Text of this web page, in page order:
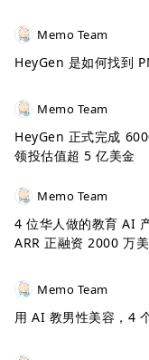
Memo Team
HeyGen 是如何找到
Memo Team
HeyGen 正式完成
领投估值超 5 亿美金
Memo Team
4 位华人做的教育 AI
ARR 正融资 2000 万
Memo Team
用 AI 教男性美容，4